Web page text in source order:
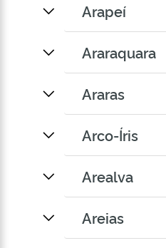
Arapeí
Araraquara
Araras
Arco-Íris
Arealva
Areias